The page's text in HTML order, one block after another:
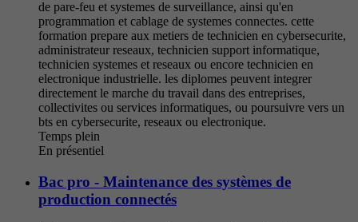
de pare-feu et systemes de surveillance, ainsi qu'en
programmation et cablage de systemes connectes. cette
formation prepare aux metiers de technicien en cybersecurite,
administrateur reseaux, technicien support informatique,
technicien systemes et reseaux ou encore technicien en
electronique industrielle. les diplomes peuvent integrer
directement le marche du travail dans des entreprises,
collectivites ou services informatiques, ou poursuivre vers un
bts en cybersecurite, reseaux ou electronique.
Temps plein
En présentiel
Bac pro - Maintenance des systèmes de
production connectés